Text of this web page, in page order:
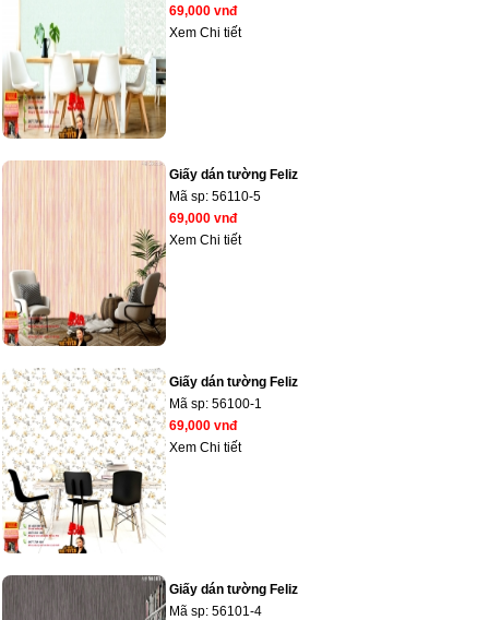
69,000 vnđ
Xem Chi tiết
Giấy dán tường Feliz
Mã sp: 56110-5
69,000 vnđ
Xem Chi tiết
Giấy dán tường Feliz
Mã sp: 56100-1
69,000 vnđ
Xem Chi tiết
Giấy dán tường Feliz
Mã sp: 56101-4